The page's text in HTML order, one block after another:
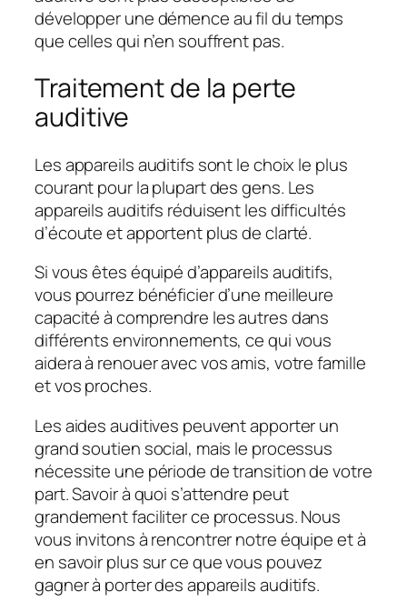
développer une démence au fil du temps
que celles qui n’en souffrent pas.
Traitement de la perte
auditive
Les appareils auditifs sont le choix le plus
courant pour la plupart des gens. Les
appareils auditifs réduisent les difficultés
d’écoute et apportent plus de clarté.
Si vous êtes équipé d’appareils auditifs,
vous pourrez bénéficier d’une meilleure
capacité à comprendre les autres dans
différents environnements, ce qui vous
aidera à renouer avec vos amis, votre famille
et vos proches.
Les aides auditives peuvent apporter un
grand soutien social, mais le processus
nécessite une période de transition de votre
part. Savoir à quoi s’attendre peut
grandement faciliter ce processus. Nous
vous invitons à rencontrer notre équipe et à
en savoir plus sur ce que vous pouvez
gagner à porter des appareils auditifs.